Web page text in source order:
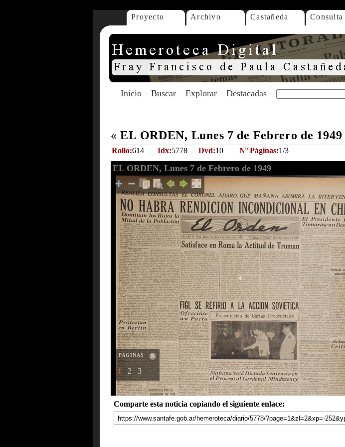
Proyecto Archivo Castañeda Consulta
Inicio Buscar Explorar Destacadas
« EL ORDEN, Lunes 7 de Febrero de 1949
Rollo:614 Idx:5778 Dvd:10 Nº Páginas:1/3
EL ORDEN, Lunes 7 de Febrero de 1949
PAGINAS
1 2 3
Comparte esta noticia copiando el siguiente enlace: